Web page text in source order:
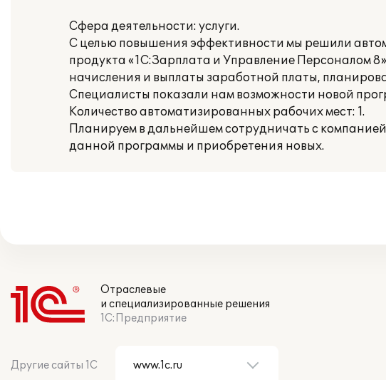
Сфера деятельности: услуги.
С целью повышения эффективности мы решили
продукта «1С:Зарплата и Управление Персоналом
начисления и выплаты заработной платы,
Специалисты показали нам возможности новой
Количество автоматизированных рабочих мест: 1.
Планируем в дальнейшем сотрудничать с
данной программы и приобретения новых.
Отраслевые
и специализированные решения
1С:Предприятие
Другие сайты 1С